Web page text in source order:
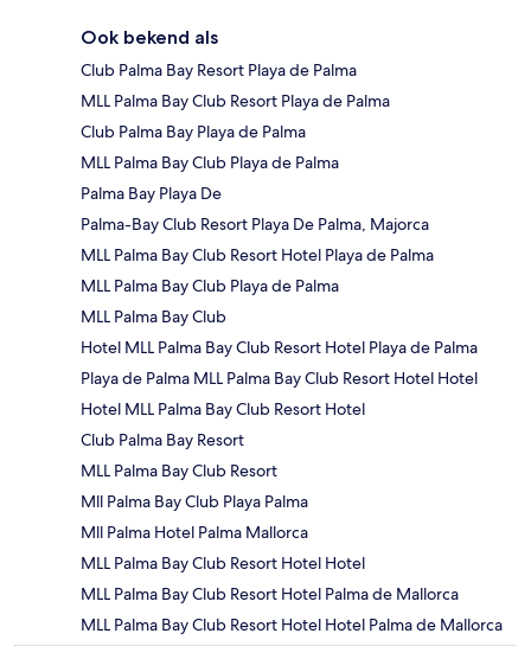
Ook bekend als
Club Palma Bay Resort Playa de Palma
MLL Palma Bay Club Resort Playa de Palma
Club Palma Bay Playa de Palma
MLL Palma Bay Club Playa de Palma
Palma Bay Playa De
Palma-Bay Club Resort Playa De Palma, Majorca
MLL Palma Bay Club Resort Hotel Playa de Palma
MLL Palma Bay Club Playa de Palma
MLL Palma Bay Club
Hotel MLL Palma Bay Club Resort Hotel Playa de Palma
Playa de Palma MLL Palma Bay Club Resort Hotel Hotel
Hotel MLL Palma Bay Club Resort Hotel
Club Palma Bay Resort
MLL Palma Bay Club Resort
Mll Palma Bay Club Playa Palma
Mll Palma Hotel Palma Mallorca
MLL Palma Bay Club Resort Hotel Hotel
MLL Palma Bay Club Resort Hotel Palma de Mallorca
MLL Palma Bay Club Resort Hotel Hotel Palma de Mallorca